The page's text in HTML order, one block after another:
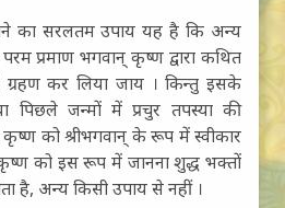
का सरलतम उपाय यह है कि अन्य
प्रमाण भगवान् कृष्ण द्वारा कथित
ग्रहण कर लिया जाय । किन्तु इसके
जन्मों में प्रचुर तपस्या की
को श्रीभगवान् के रूप में स्वीकार
को इस रूप में जानना शुद्ध भक्तों
है, अन्य किसी उपाय से नहीं ।